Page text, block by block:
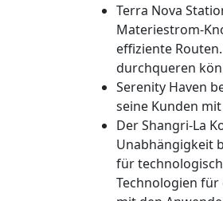
Terra Nova
Materiestrom-
effiziente
durchqueren
Serenity Haven
seine Kunden
Der Shangri-La
Unabhängigkeit
für
Technologien